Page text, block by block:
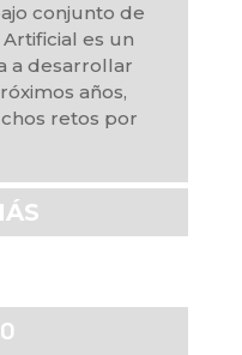
conjunto de
es un
a desarrollar
años,
retos por